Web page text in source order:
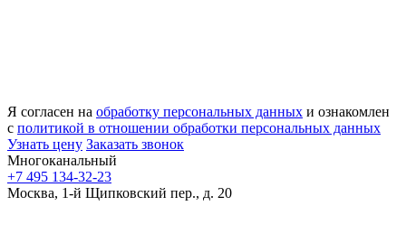
Я согласен на обработку персональных данных и ознакомлен
с политикой в отношении обработки персональных данных
Узнать цену Заказать звонок
Многоканальный
+7 495 134-32-23
Москва, 1-й Щипковский пер., д. 20